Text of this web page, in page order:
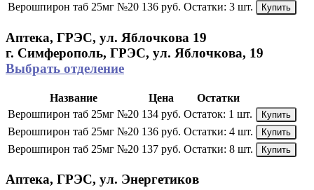
Верошпирон таб 25мг №20 136 руб. Остатки: 3 шт. Купить
Аптека, ГРЭС, ул. Яблочкова 19
г. Симферополь, ГРЭС, ул. Яблочкова, 19
Выбрать отделение
Название Цена
Остатки
Верошпирон таб 25мг №20 134 руб. Остаток: 1 шт. Купить
Верошпирон таб 25мг №20 136 руб. Остатки: 4 шт. Купить
Верошпирон таб 25мг №20 137 руб. Остатки: 8 шт. Купить
Аптека, ГРЭС, ул. Энергетиков